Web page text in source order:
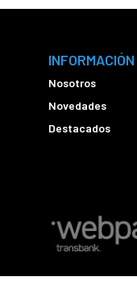
INFORMACIÓN
Nosotros
Novedades
Destacados